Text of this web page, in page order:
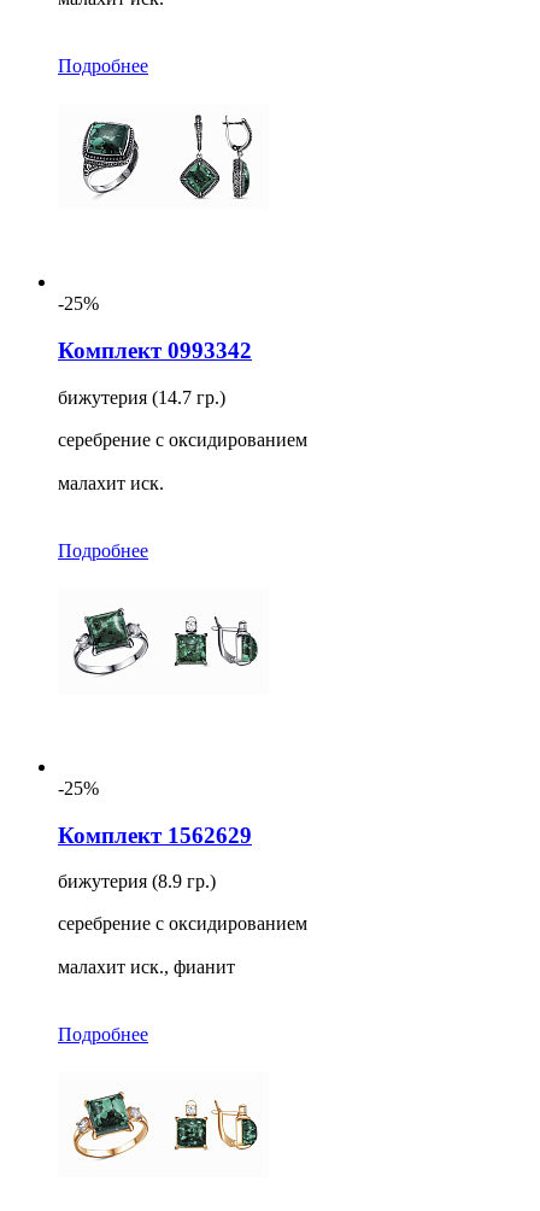
Подробнее
-25%
Комплект 0993342
бижутерия (14.7 гр.)
серебрение с оксидированием
малахит иск.
Подробнее
-25%
Комплект 1562629
бижутерия (8.9 гр.)
серебрение с оксидированием
малахит иск., фианит
Подробнее